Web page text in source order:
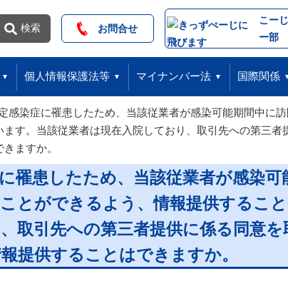
検索 お問合せ
こー
ー部
個人情報保護法等 マイナンバー法 国際関係
感染症に罹患したため、当該従業者が感染可能期間中に
す。当該従業者は現在入院しており、取引先への第三
ますか。
罹患したため、当該従業者が感染
とができるよう、情報提供するこ
取引先への第三者提供に係る同意
提供することはできますか。